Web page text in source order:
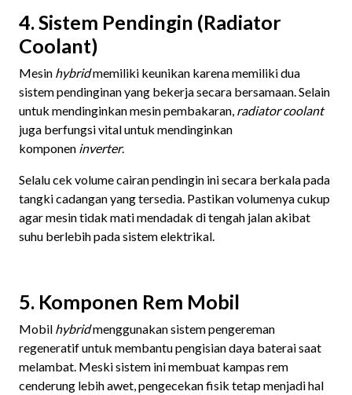
4. Sistem Pendingin (Radiator
Coolant)
Mesin hybridmemiliki keunikan karena memiliki dua
sistem pendinginan yang bekerja secara bersamaan. Selain
untuk mendinginkan mesin pembakaran, radiator coolant
juga berfungsi vital untuk mendinginkan
komponen inverter.
Selalu cek volume cairan pendingin ini secara berkala pada
tangki cadangan yang tersedia. Pastikan volumenya cukup
agar mesin tidak mati mendadak di tengah jalan akibat
suhu berlebih pada sistem elektrikal.
5. Komponen Rem Mobil
Mobil hybridmenggunakan sistem pengereman
regeneratif untuk membantu pengisian daya baterai saat
melambat. Meski sistem ini membuat kampas rem
cenderung lebih awet, pengecekan fisik tetap menjadi hal